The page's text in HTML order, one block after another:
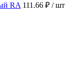
RA 111.66 ₽ / шт